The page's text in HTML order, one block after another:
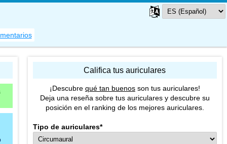
Califica tus auriculares
¡Descubre qué tan buenosson tus auriculares!
Deja una reseña sobre tus auriculares y descubre su
posición en el ranking de los mejores auriculares.
Tipo de auriculares*